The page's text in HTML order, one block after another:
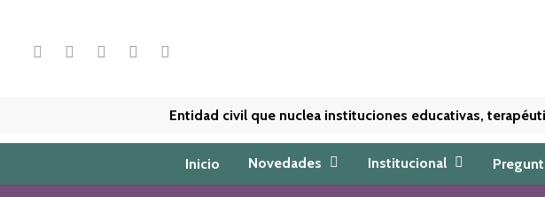
Entidad civil que nuclea instituciones educativas,
facebooklinkedinyoutubeinstagram
Inicio Novedades Institucional